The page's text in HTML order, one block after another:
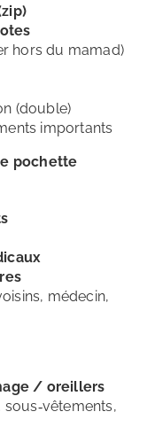
hors du mamad)
(double)
importants
pochette
médecin,
/ oreillers
sous‑vêtements,